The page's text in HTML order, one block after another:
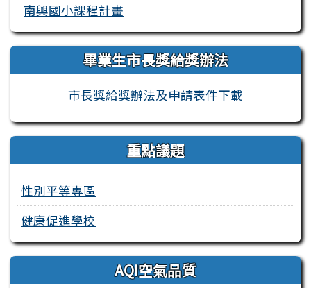
南興國小課程計畫
畢業生市長獎給獎辦法
市長獎給獎辦法及申請表件下載
重點議題
性別平等專區
健康促進學校
AQI空氣品質